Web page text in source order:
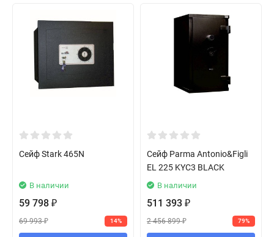
Сейф Stark 465N
В наличии
59 798 ₽
69 993₽ 14%
Сейф Parma Antonio&Figli
EL 225 KYC3 BLACK
В наличии
511 393 ₽
2 456 899₽ 79%